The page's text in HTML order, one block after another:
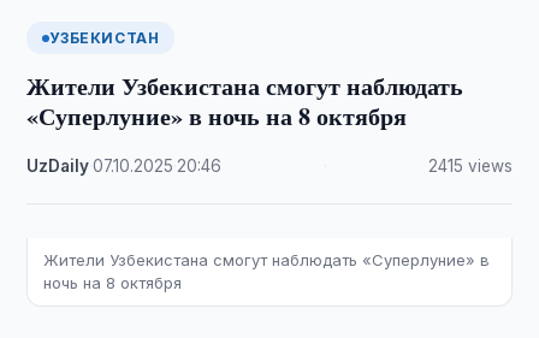
УЗБЕКИСТАН
Жители Узбекистана смогут наблюдать
«Суперлуние» в ночь на 8 октября
UzDaily·07.10.2025 20:46 2415 views
Жители Узбекистана смогут наблюдать «Суперлуние» в
ночь на 8 октября